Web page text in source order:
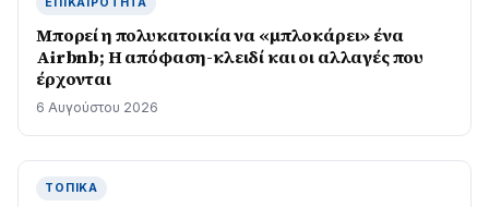
Μπορεί η πολυκατοικία να «μπλοκάρει» ένα
Airbnb; Η απόφαση-κλειδί και οι αλλαγές που
έρχονται
6 Αυγούστου 2026
ΤΟΠΙΚΆ